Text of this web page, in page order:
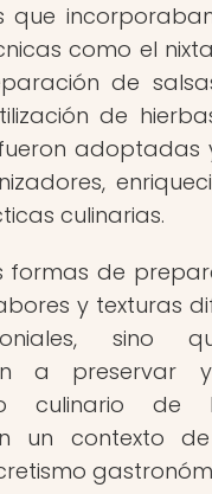
que
como el
de
de
adoptadas
culinarias.
formas de
y texturas
sino
a preservar
culinario de
un contexto